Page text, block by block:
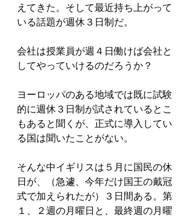
えてきた。そして最近持ち上がって
いる話題が週休３日制だ。
会社は授業員が週４日働けば会社と
してやっていけるのだろうか？
ヨーロッパのある地域では既に試験
的に週休３日制が試されているとこ
もあると聞くが、正式に導入してい
る国は聞いたことがない。
そんな中イギリスは５月に国民の休
日が、（急遽、今年だけ国王の戴冠
式で加えられたが）３日間ある。第
１、２週の月曜日と、最終週の月曜